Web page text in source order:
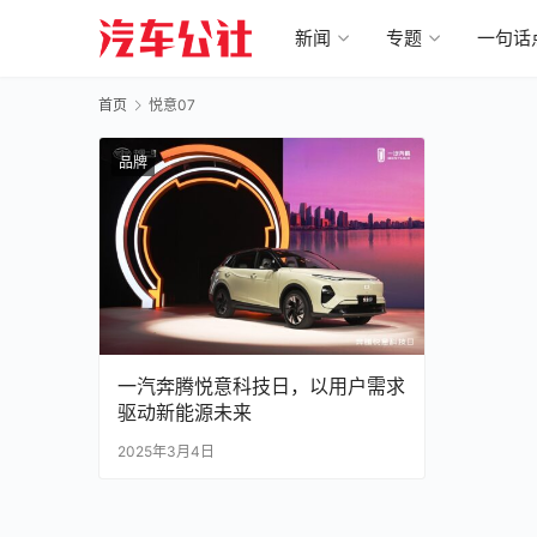
新闻 专题 一句话
首页 悦意07
品牌
一汽奔腾悦意科技日，以用户需求
驱动新能源未来
2025年3月4日